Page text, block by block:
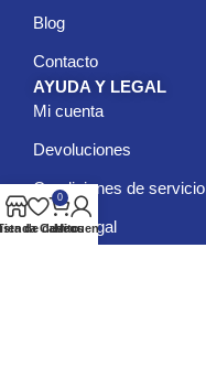
Blog
Contacto
AYUDA Y LEGAL
Mi cuenta
Devoluciones
Condiciones de servicio
Aviso Legal
de deseos
0
Carrito
Mi cuenta